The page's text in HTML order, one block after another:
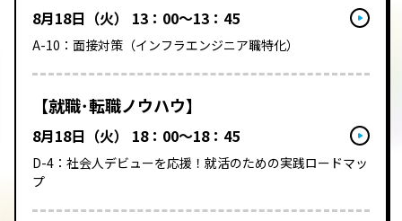
8月18日（火） 13：00～13：45
A-10：面接対策（インフラエンジニア職特化）
【就職･転職ノウハウ】
8月18日（火） 18：00～18：45
D-4：社会人デビューを応援！​就活のための​実践ロードマッ
プ